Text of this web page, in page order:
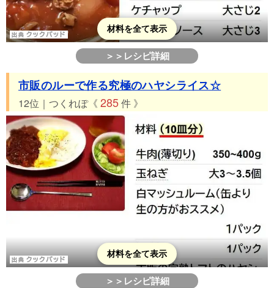
材料を全て表示
＞＞レシピ詳細
市販のルーで作る究極のハヤシライス☆
12位｜つくれぽ《 285件 》
材料を全て表示
＞＞レシピ詳細